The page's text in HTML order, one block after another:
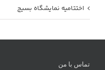
اختتامیه نمایشگاه بسیج
تماس با من